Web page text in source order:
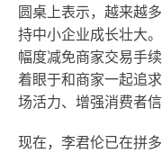
圆桌上表示，越来越
持中小企业成长壮大
幅度减免商家交易手
着眼于和商家一起追
场活力、增强消费者
现在，李君伦已在拼